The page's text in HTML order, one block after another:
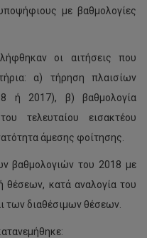
με βαθμολογίες
οι αιτήσεις που
α) τήρηση πλαισίων
ή 2017), β) βαθμολογία
τελευταίου εισακτέου
άμεσης φοίτησης.
βαθμολογιών του 2018 με
θέσεων, κατά αναλογία του
των διαθέσιμων θέσεων.